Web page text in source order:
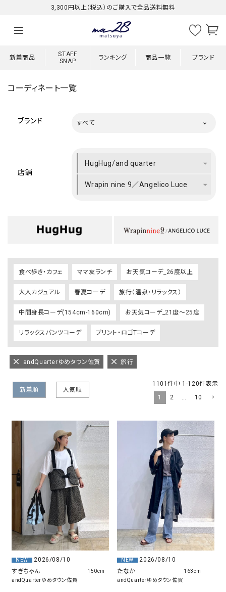
3,300円以上（税込）のご購入で全品送料無料
新着商品
STAFF
SNAP
ランキング 商品一覧 ブランド
コーディネート一覧
ブランド すべて
店舗
HugHug/and quarter
Wrapin nine 9／Angelico Luce
食べ歩き・カフェ ママ友ランチ お天気コーデ_26度以上
大人カジュアル 春夏コーデ 旅行（温泉・リラックス）
中間身長コーデ(154cm-160cm) お天気コーデ_21度～25度
リラックスパンツコーデ プリント・ロゴTコーデ
andQuarterゆめタウン佐賀 旅行
新着順 人気順
1101件中 1 -120件表示
1
2 … 10
NEW
2026/08/10
すぎちゃん
andQuarterゆめタウン佐賀
150cm
NEW
2026/08/10
たなか
andQuarterゆめタウン佐賀
163cm